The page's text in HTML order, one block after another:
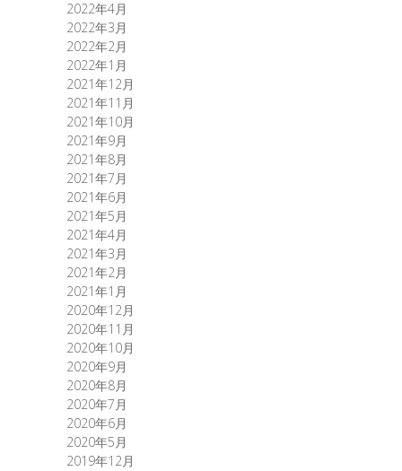
2022年4月
2022年3月
2022年2月
2022年1月
2021年12月
2021年11月
2021年10月
2021年9月
2021年8月
2021年7月
2021年6月
2021年5月
2021年4月
2021年3月
2021年2月
2021年1月
2020年12月
2020年11月
2020年10月
2020年9月
2020年8月
2020年7月
2020年6月
2020年5月
2019年12月